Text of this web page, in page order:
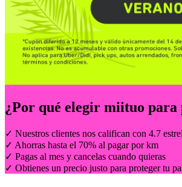
¿Por qué elegir miituo para
✓ Nuestros clientes nos califican con 4.7
✓ Ahorras hasta el 70% al pagar por km
✓ Pagas al mes y cancelas cuando quieras
✓ Obtienes un precio justo para proteger tu